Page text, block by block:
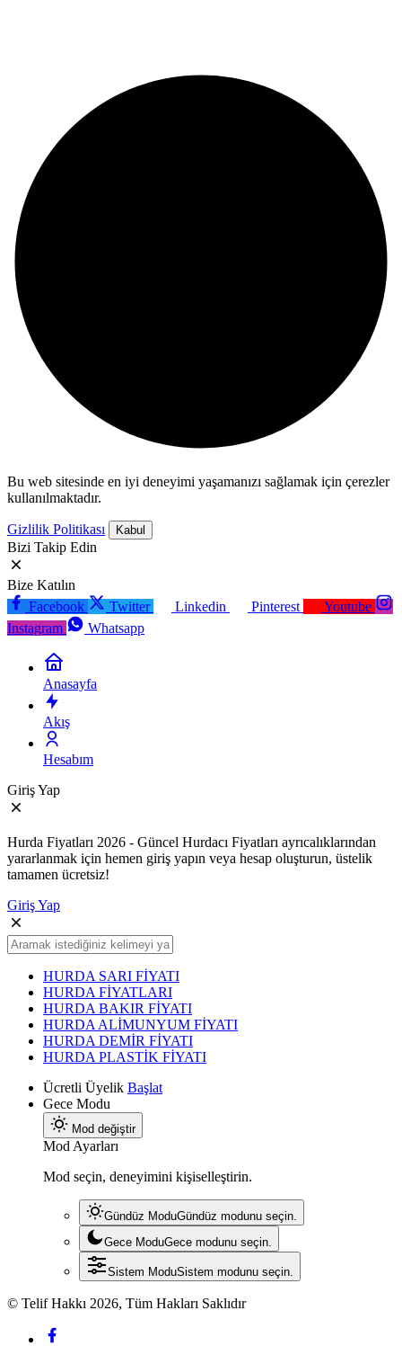
Bu web sitesinde en iyi deneyimi yaşamanızı sağlamak için çerezler
kullanılmaktadır.
Gizlilik Politikası Kabul
Bizi Takip Edin
Bize Katılın
Facebook
Twitter Linkedin Pinterest
Youtube
Instagram
Whatsapp
Anasayfa
Akış
Hesabım
Giriş Yap
Hurda Fiyatları 2026 - Güncel Hurdacı Fiyatları ayrıcalıklarından
yararlanmak için hemen giriş yapın veya hesap oluşturun, üstelik
tamamen ücretsiz!
Giriş Yap
HURDA SARI FİYATI
HURDA FİYATLARI
HURDA BAKIR FİYATI
HURDA ALİMUNYUM FİYATI
HURDA DEMİR FİYATI
HURDA PLASTİK FİYATI
Ücretli Üyelik Başlat
Gece Modu
Mod değiştir
Mod Ayarları
Mod seçin, deneyimini kişiselleştirin.
Gündüz ModuGündüz modunu seçin.
Gece ModuGece modunu seçin.
Sistem ModuSistem modunu seçin.
© Telif Hakkı 2026, Tüm Hakları Saklıdır